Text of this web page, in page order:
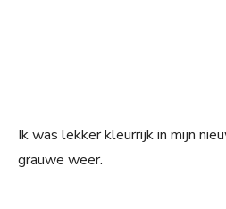
Ik was lekker kleurrijk in mijn
grauwe weer.